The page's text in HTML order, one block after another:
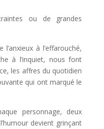
ou de grandes
à l’effarouché,
à l’inquiet, nous font
les affres du quotidien
qui ont marqué le
personnage, deux
devient grinçant